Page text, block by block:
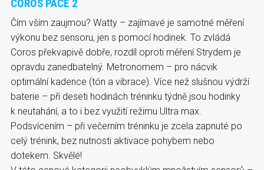
COROS PACE 2
Čím vším zaujmou? Watty – zajímavé je samotné měření
výkonu bez sensoru, jen s pomocí hodinek. To zvládá
Coros překvapivě dobře, rozdíl oproti měření Strydem je
opravdu zanedbatelný. Metronomem – pro nácvik
optimální kadence (tón a vibrace). Více než slušnou výdrží
baterie – při deseti hodinách tréninku týdně jsou hodinky
k neutahání, a to i bez využití režimu Ultra max.
Podsvícením – při večerním tréninku je zcela zapnuté po
celý trénink, bez nutnosti aktivace pohybem nebo
dotekem. Skvělé!